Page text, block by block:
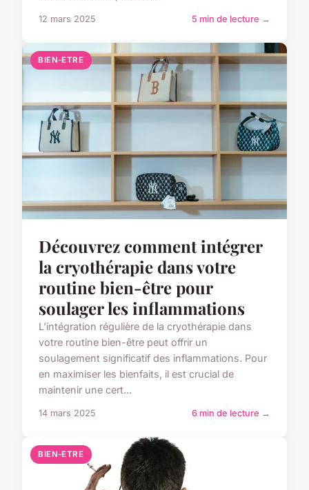
12 mars 2025 5 min de lecture →
BIEN-ETRE
Découvrez comment intégrer
la cryothérapie dans votre
routine bien-être pour
soulager les inflammations
L'intégration régulière de la cryothérapie dans
votre routine bien-être peut offrir un
soulagement significatif des inflammations. Pour
en maximiser les bienfaits, il est crucial de
maintenir une cert...
14 mars 2025 6 min de lecture →
BIEN-ETRE